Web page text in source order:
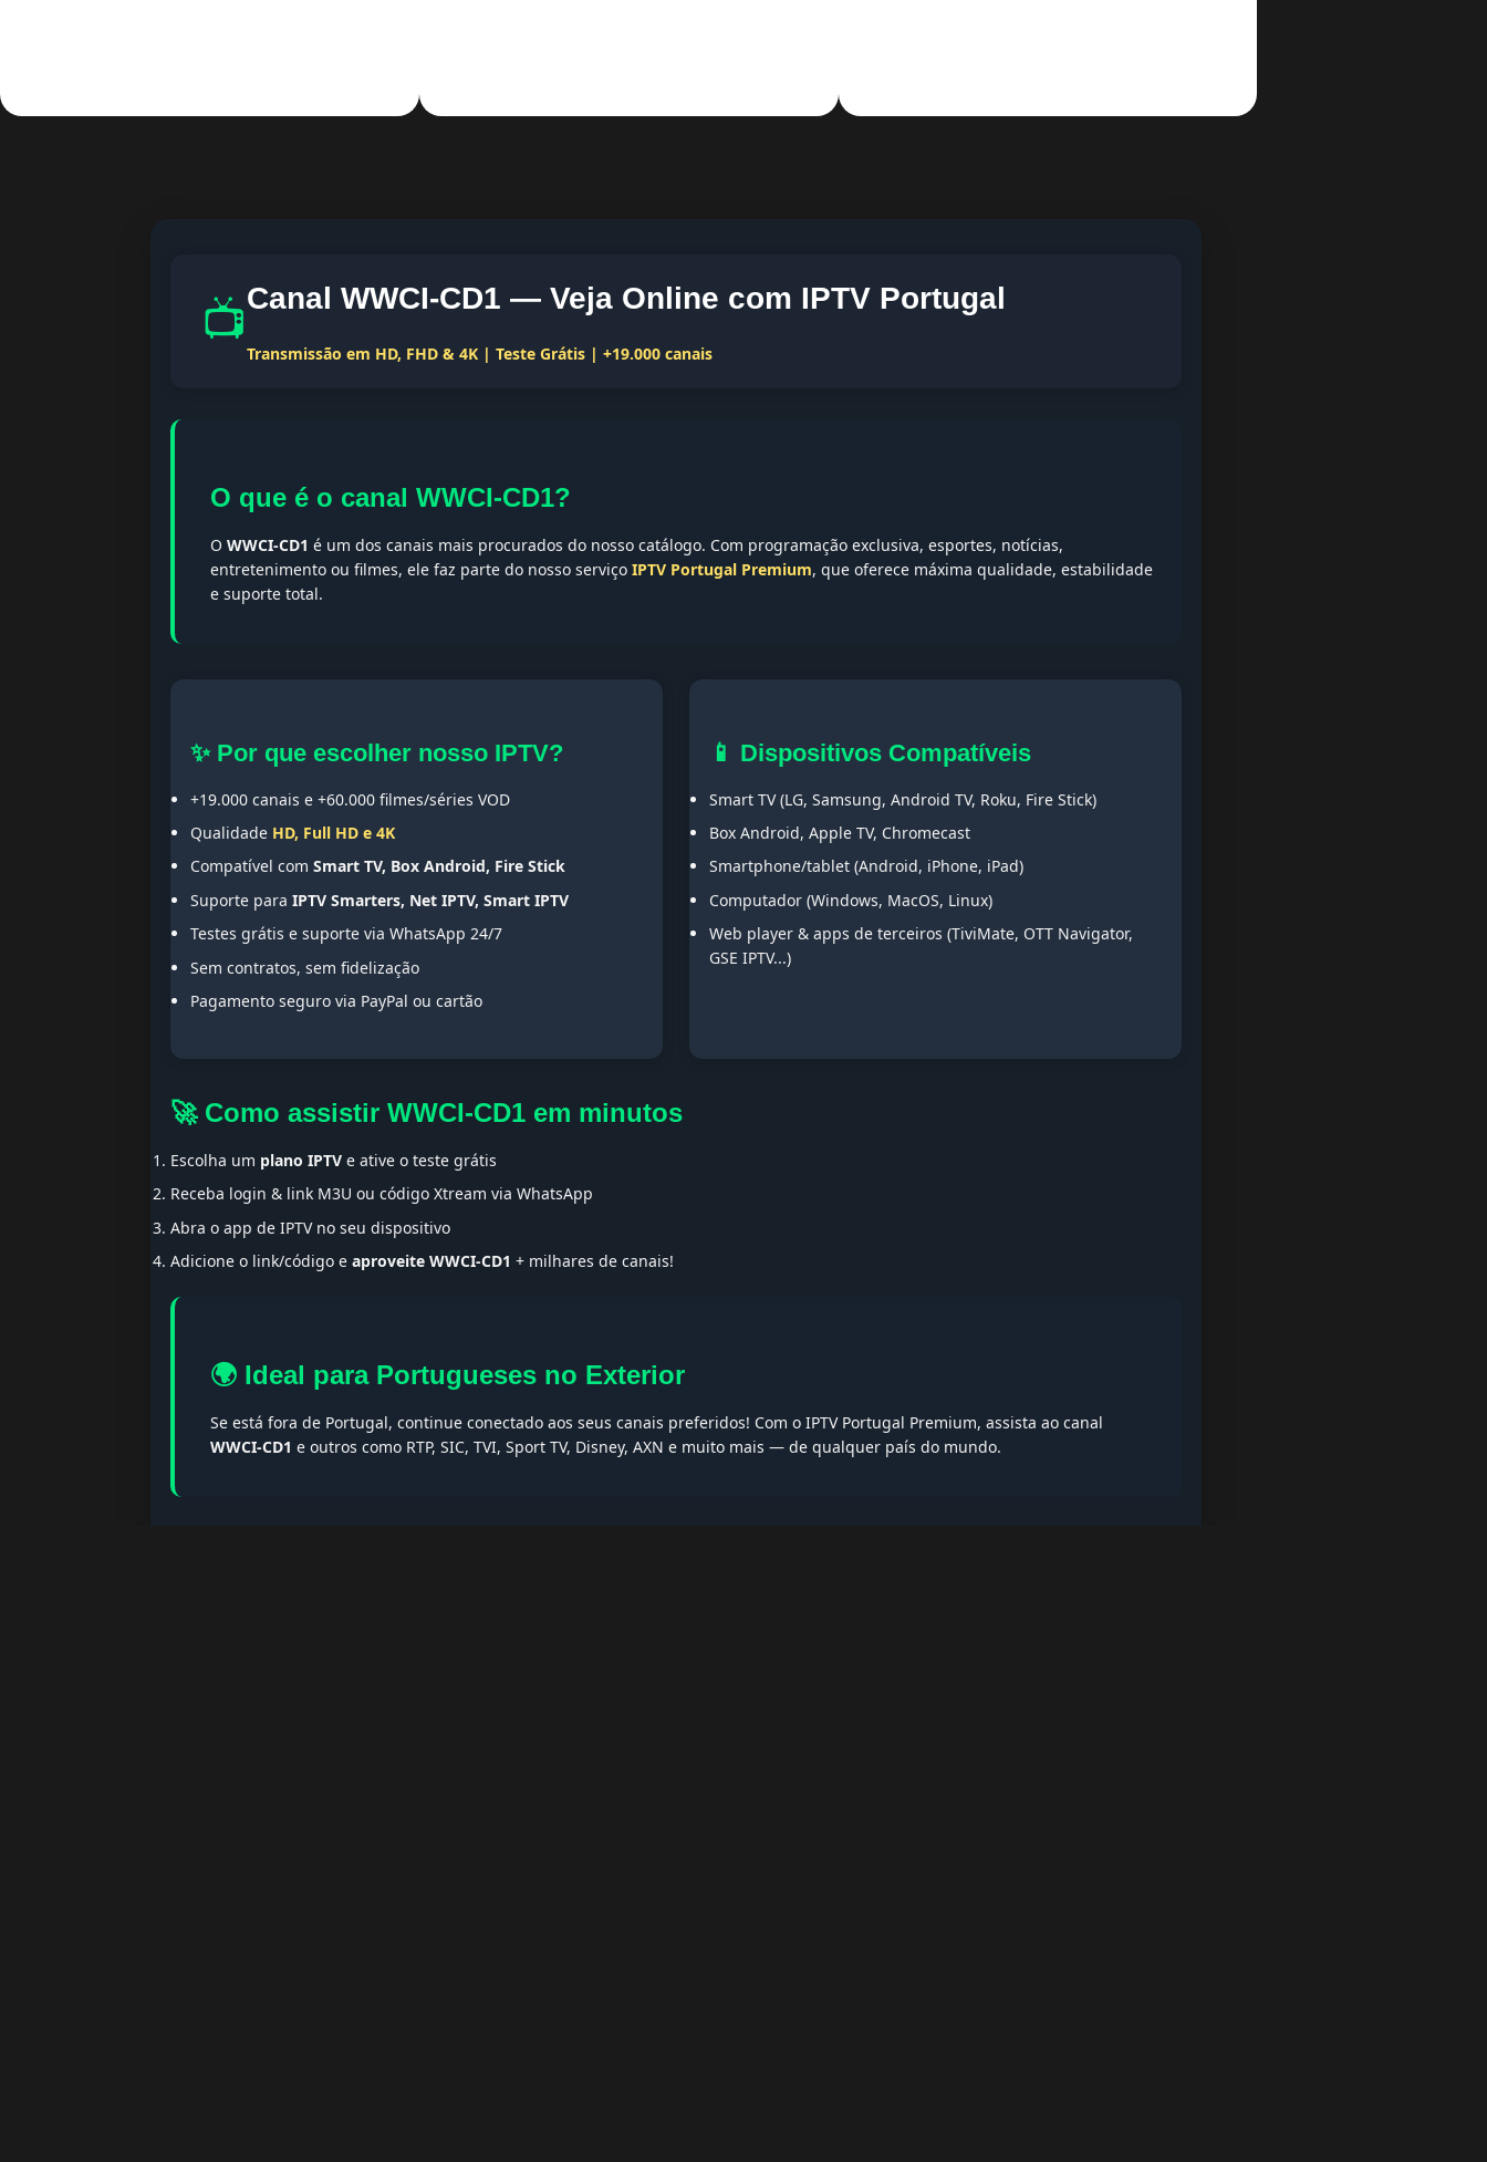
📺Canal WWCI-CD1 — Veja Online com IPTV Portugal
Transmissão em HD, FHD & 4K | Teste Grátis | +19.000 canais
O que é o canal WWCI-CD1?
O WWCI-CD1 é um dos canais mais procurados do nosso catálogo. Com programação exclusiva, esportes, notícias,
entretenimento ou filmes, ele faz parte do nosso serviço IPTV Portugal Premium, que oferece máxima qualidade, estabilidade
e suporte total.
✨ Por que escolher nosso IPTV?
+19.000 canais e +60.000 filmes/séries VOD
Qualidade HD, Full HD e 4K
Compatível com Smart TV, Box Android, Fire Stick
Suporte para IPTV Smarters, Net IPTV, Smart IPTV
Testes grátis e suporte via WhatsApp 24/7
Sem contratos, sem fidelização
Pagamento seguro via PayPal ou cartão
📱 Dispositivos Compatíveis
Smart TV (LG, Samsung, Android TV, Roku, Fire Stick)
Box Android, Apple TV, Chromecast
Smartphone/tablet (Android, iPhone, iPad)
Computador (Windows, MacOS, Linux)
Web player & apps de terceiros (TiviMate, OTT Navigator,
GSE IPTV...)
🚀 Como assistir WWCI-CD1 em minutos
Escolha um plano IPTV e ative o teste grátis
Receba login & link M3U ou código Xtream via WhatsApp
Abra o app de IPTV no seu dispositivo
Adicione o link/código e aproveite WWCI-CD1 + milhares de canais!
🌍 Ideal para Portugueses no Exterior
Se está fora de Portugal, continue conectado aos seus canais preferidos! Com o IPTV Portugal Premium, assista ao canal
WWCI-CD1 e outros como RTP, SIC, TVI, Sport TV, Disney, AXN e muito mais — de qualquer país do mundo.